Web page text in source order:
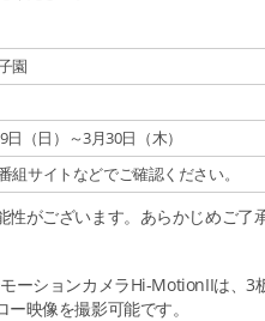
園
日（日）～3月30日（木）
組サイトなどでご確認ください。
がございます。あらかじめご了
ーションカメラHi-MotionIIは、
映像を撮影可能です。